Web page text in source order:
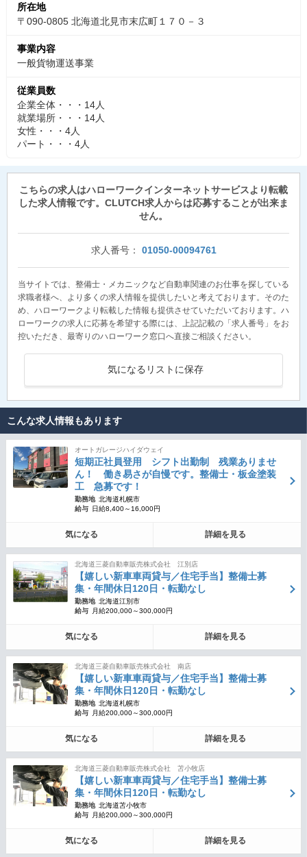
所在地
〒090-0805 北海道北見市末広町１７０－３
事業内容
一般貨物運送事業
従業員数
企業全体・・・14人
就業場所・・・14人
女性・・・4人
パート・・・4人
こちらの求人はハローワークインターネットサービスより転載
した求人情報です。CLUTCH求人からは応募することが出来ま
せん。
求人番号： 01050-00094761
当サイトでは、整備士・メカニックなど自動車関連のお仕事を探している
求職者様へ、より多くの求人情報を提供したいと考えております。そのた
め、ハローワークより転載した情報も提供させていただいております。ハ
ローワークの求人に応募を希望する際には、上記記載の「求人番号」をお
控いただき、最寄りのハローワーク窓口へ直接ご相談ください。
気になるリストに保存
こんな求人情報もあります
オートガレージハイダウェイ
短期正社員登用 シフト出勤制 残業ありませ
ん！ 働き易さが自慢です。整備士・板金塗装
工 急募です！
勤務地 北海道札幌市
給与 日給8,400～16,000円
気になる 詳細を見る
北海道三菱自動車販売株式会社 江別店
【嬉しい新車車両貸与／住宅手当】整備士募
集・年間休日120日・転勤なし
勤務地 北海道江別市
給与
月給200,000～300,000円
気になる 詳細を見る
北海道三菱自動車販売株式会社 南店
【嬉しい新車車両貸与／住宅手当】整備士募
集・年間休日120日・転勤なし
勤務地 北海道札幌市
給与
月給200,000～300,000円
気になる 詳細を見る
北海道三菱自動車販売株式会社 苫小牧店
【嬉しい新車車両貸与／住宅手当】整備士募
集・年間休日120日・転勤なし
勤務地 北海道苫小牧市
給与
月給200,000～300,000円
気になる 詳細を見る